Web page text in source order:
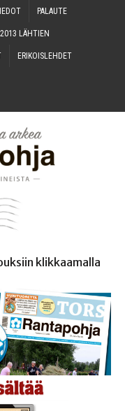
PALAU­TE
LÄHTIEN
ERI­KOIS­LEH­DET
klikkaamalla